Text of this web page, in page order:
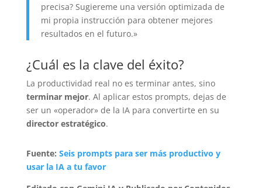
precisa? Sugiereme una versión optimizada de
mi propia instrucción para obtener mejores
resultados en el futuro.»
¿Cuál es la clave del éxito?
La productividad real no es terminar antes, sino
terminar mejor. Al aplicar estos prompts, dejas de
ser un «operador» de la IA para convertirte en su
director estratégico.
Fuente: Seis prompts para ser más productivo y
usar la IA a tu favor